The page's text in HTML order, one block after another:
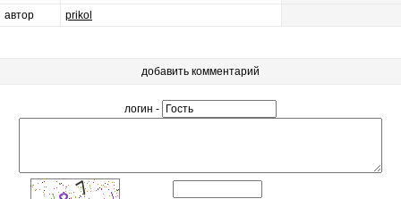
автор
prikol
добавить комментарий
логин -